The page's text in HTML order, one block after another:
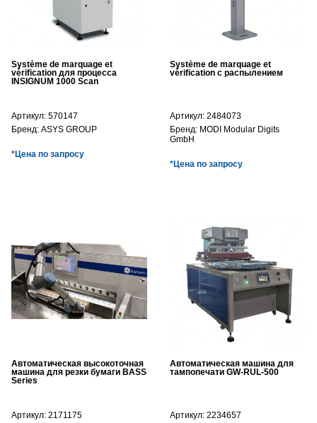
Système de marquage et
vérification для процесса
INSIGNUM 1000 Scan
Артикул: 570147
Бренд: ASYS GROUP
*Цена по запросу
Système de marquage et
vérification с распылением
Артикул: 2484073
Бренд: MODI Modular Digits
GmbH
*Цена по запросу
Автоматическая высокоточная
машина для резки бумаги BASS
Series
Артикул: 2171175
Автоматическая машина для
тампопечати GW-RUL-500
Артикул: 2234657